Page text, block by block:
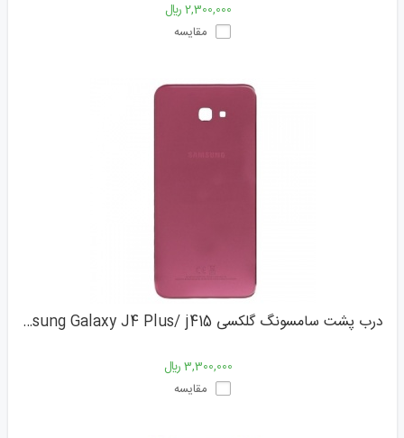
2,300,000 ﷼
مقایسه
درب پشت سامسونگ گلکسی Samsung Galaxy J4 Plus/ j415
3,300,000 ﷼
مقایسه